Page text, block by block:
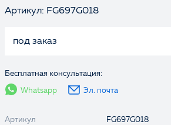
Артикул: FG697G018
под заказ
Бесплатная консультация:
Whatsapp Эл. почта
Артикул FG697G018